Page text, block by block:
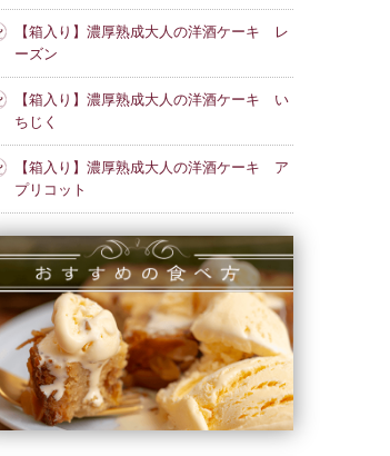
【箱入り】濃厚熟成大人の洋酒ケーキ レ
ーズン
【箱入り】濃厚熟成大人の洋酒ケーキ い
ちじく
【箱入り】濃厚熟成大人の洋酒ケーキ ア
プリコット